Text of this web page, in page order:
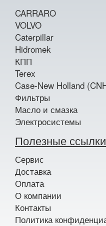
CARRARO
VOLVO
Caterpillar
Hidromek
КПП
Terex
Case-New Holland
Фильтры
Масло и смазка
Электросистемы
Полезные ссылки
Сервис
Доставка
Оплата
О компании
Контакты
Политика